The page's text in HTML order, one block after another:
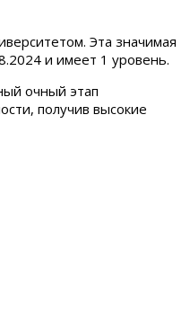
Эта значимая
и имеет 1 уровень.
очный этап
получив высокие